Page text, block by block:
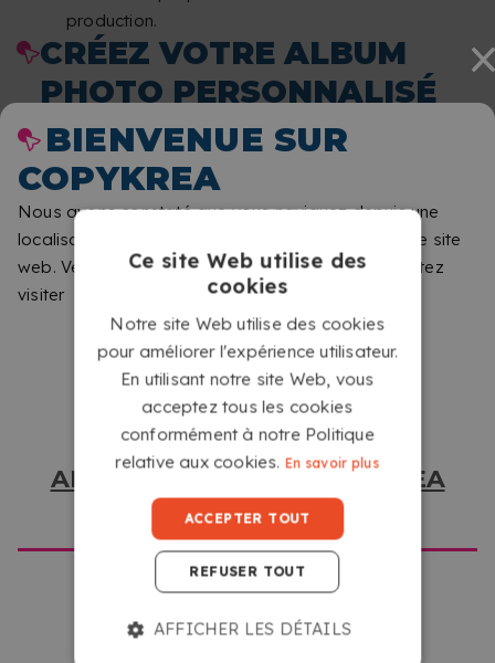
BIENVENUE SUR
COPYKREA
Nous avons constaté que vous naviguez depuis une
localisation différente de celle qui correspond à ce site
web. Veuillez nous indiquer le site que vous souhaitez
visiter
ALLER SUR LE SITE COPYKREA
USA
production.
CRÉEZ VOTRE ALBUM
PHOTO PERSONNALISÉ
AVEC RELIURE SPIRALE
WIRE-O
OUVERTURE TOTALE POUR VOIR VOS PHOTOS
La reliure spirale wire-o permet d'ouvrir l'album
complètement pour consulter chaque page avec confort.
Vous pouvez ainsi le feuilleter facilement et passer les
Ce site Web utilise des
cookies
Notre site Web utilise des cookies
pour améliorer l'expérience utilisateur.
En utilisant notre site Web, vous
acceptez tous les cookies
conformément à notre Politique
relative aux cookies.En savoir plus
ACCEPTER TOUT
REFUSER TOUT
AFFICHER LES DÉTAILS